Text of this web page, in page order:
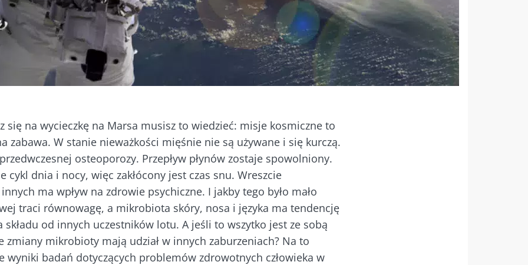
się na wycieczkę na Marsa musisz to wiedzieć: misje kosmiczne to
zabawa. W stanie nieważkości mięśnie nie są używane i się kurczą.
osteoporozy. Przepływ płynów zostaje spowolniony.
cykl dnia i nocy, więc zakłócony jest czas snu. Wreszcie
ma wpływ na zdrowie psychiczne. I jakby tego było mało
traci równowagę, a mikrobiota skóry, nosa i języka ma tendencję
od innych uczestników lotu. A jeśli to wszytko jest ze sobą
zmiany mikrobioty mają udział w innych zaburzeniach? Na to
wyniki badań dotyczących problemów zdrowotnych człowieka w